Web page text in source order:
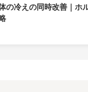
の冷えの同時改善｜ホ